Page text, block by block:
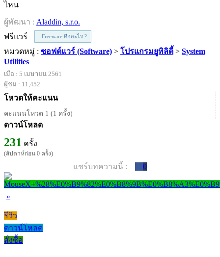
ไหน
ผู้พัฒนา : Aladdin, s.r.o.
ฟรีแวร์
Freeware คืออะไร ?
หมวดหมู่ : ซอฟต์แวร์ (Software) > โปรแกรมยูทิลิตี้ > System
Utilities
เมื่อ : 5 เมษายน 2561
ผู้ชม : 11,452
โหวตให้คะแนน
คะแนนโหวต 1 (1 ครั้ง)
ดาวน์โหลด
231 ครั้ง
(สัปดาห์ก่อน 0 ครั้ง)
แชร์บทความนี้ : 0
»
รีวิว
ดาวน์โหลด
สั่งซื้อ